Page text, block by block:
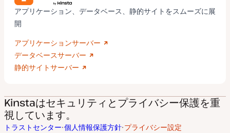
アプリケーション、データベース、静的サイトをスムーズに展
開
アプリケーションサーバー
データベースサーバー
静的サイトサーバー
Kinstaはセキュリティとプライバシー保護を重
視しています。
トラストセンター 個人情報保護方針 プライバシー設定